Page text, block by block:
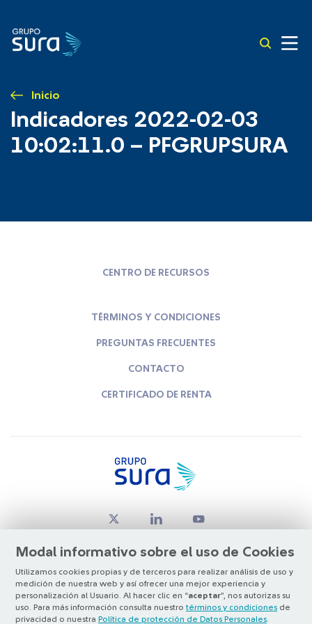
Inicio
Indicadores 2022-02-03
10:02:11.0 – PFGRUPSURA
Modal informativo sobre el uso de Cookies
Utilizamos cookies propias y de terceros para realizar análisis de uso y
medición de nuestra web y así ofrecer una mejor experiencia y
personalización al Usuario. Al hacer clic en “aceptar”, nos autorizas su
uso. Para más información consulta nuestro términos y condiciones de
privacidad o nuestra Política de protección de Datos Personales
CENTRO DE RECURSOS
TÉRMINOS Y CONDICIONES
PREGUNTAS FRECUENTES
CONTACTO
CERTIFICADO DE RENTA
© Copyright Grupo SURA 2026